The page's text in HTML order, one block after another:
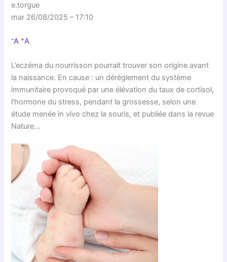
e.torgue
mar 26/08/2025 – 17:10
–A +A
L’eczéma du nourrisson pourrait trouver son origine avant
la naissance. En cause : un dérèglement du système
immunitaire provoqué par une élévation du taux de cortisol,
l’hormone du stress, pendant la grossesse, selon une
étude menée in vivo chez la souris, et publiée dans la revue
Nature…